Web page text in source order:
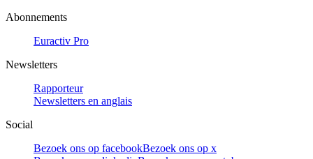
Abonnements
Euractiv Pro
Newsletters
Rapporteur
Newsletters en anglais
Social
Bezoek ons op facebookBezoek ons op x